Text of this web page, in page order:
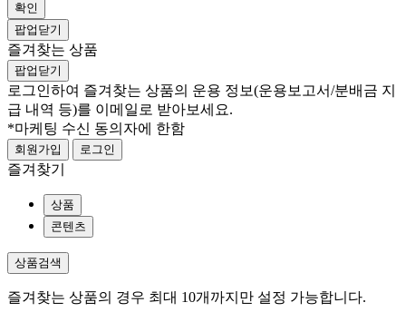
확인
팝업닫기
즐겨찾는 상품
팝업닫기
로그인하여 즐겨찾는 상품의 운용 정보(운용보고서/분배금 지
급 내역 등)를 이메일로 받아보세요.
*마케팅 수신 동의자에 한함
회원가입 로그인
즐겨찾기
상품
콘텐츠
상품검색
즐겨찾는 상품의 경우 최대 10개까지만 설정 가능합니다.